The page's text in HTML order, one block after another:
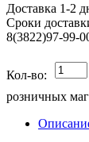
Доставка 1-2
Сроки
8(3822)97-99-
Кол-во:
розничных